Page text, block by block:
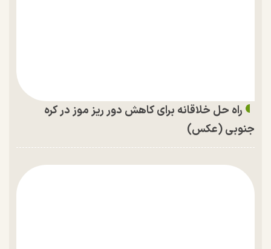
راه حل خلاقانه برای کاهش دور ریز موز در کره
جنوبی (عکس)